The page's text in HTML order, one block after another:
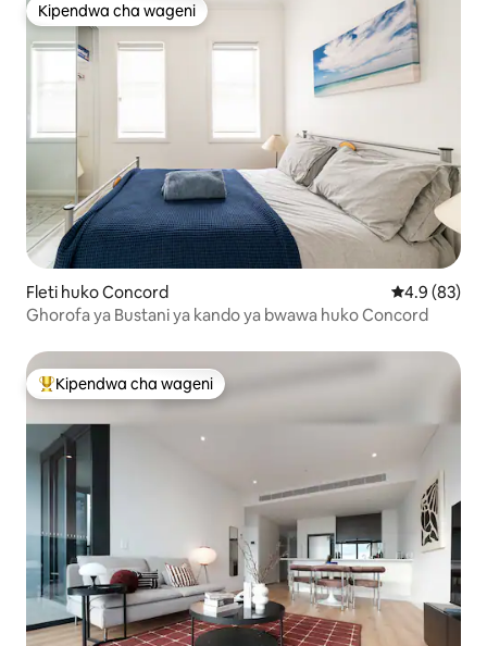
Kipendwa cha wageni
Kipendwa cha wageni
Fleti huko Concord Ukadiriaji
4.9 (83)
Ghorofa ya Bustani ya kando ya bwawa huko Concord
Kipendwa maarufu cha wageni
Kipendwa cha wageni